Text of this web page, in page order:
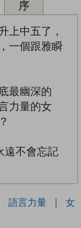
序
上中五了，
一個跟雅瞬
最幽深的
力量的女
遠不會忘記
語言力量 |
女